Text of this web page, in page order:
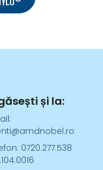
și la:
0720.277.538